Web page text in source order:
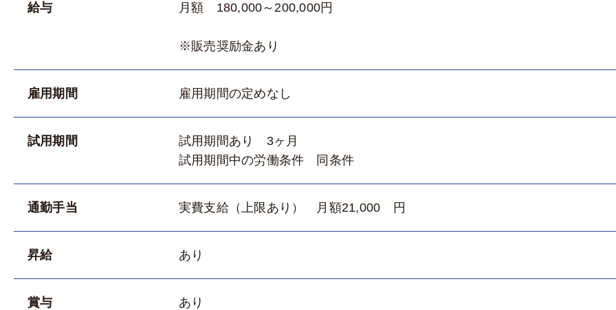
給与 月額 180,000～200,000円
※販売奨励金あり
雇用期間 雇用期間の定めなし
試用期間
試用期間あり 3ヶ月
試用期間中の労働条件 同条件
通勤手当 実費支給（上限あり） 月額21,000 円
昇給 あり
賞与 あり